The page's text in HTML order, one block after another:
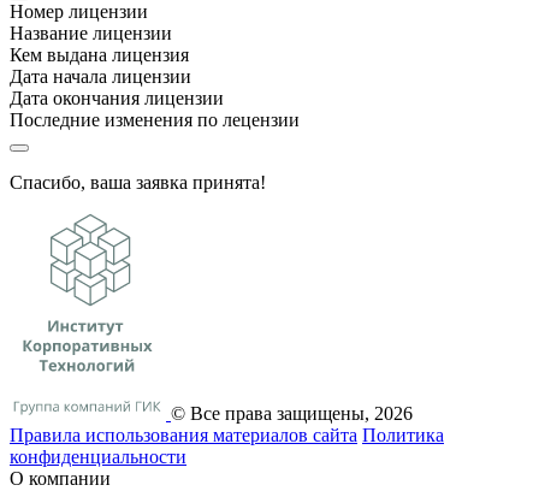
Номер лицензии
Название лицензии
Кем выдана лицензия
Дата начала лицензии
Дата окончания лицензии
Последние изменения по лецензии
Спасибо, ваша заявка принята!
© Все права защищены, 2026
Правила использования материалов сайта Политика
конфиденциальности
О компании